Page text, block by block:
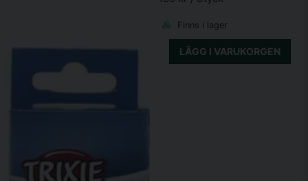
Finns i lager
LÄGG I VARUKORGEN